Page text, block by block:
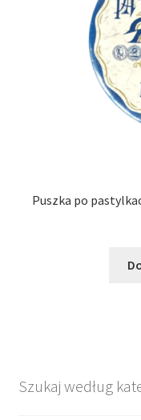
Puszka po
Szukaj według